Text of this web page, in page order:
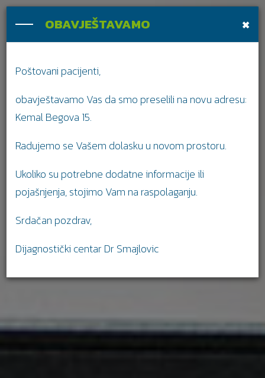
×
OBAVJEŠTAVAMO
Poštovani pacijenti,
obavještavamo Vas da smo preselili na novu adresu:
Kemal Begova 15.
Radujemo se Vašem dolasku u novom prostoru.
Ukoliko su potrebne dodatne informacije ili
pojašnjenja, stojimo Vam na raspolaganju.
Srdačan pozdrav,
Dijagnostički centar Dr Smajlovic